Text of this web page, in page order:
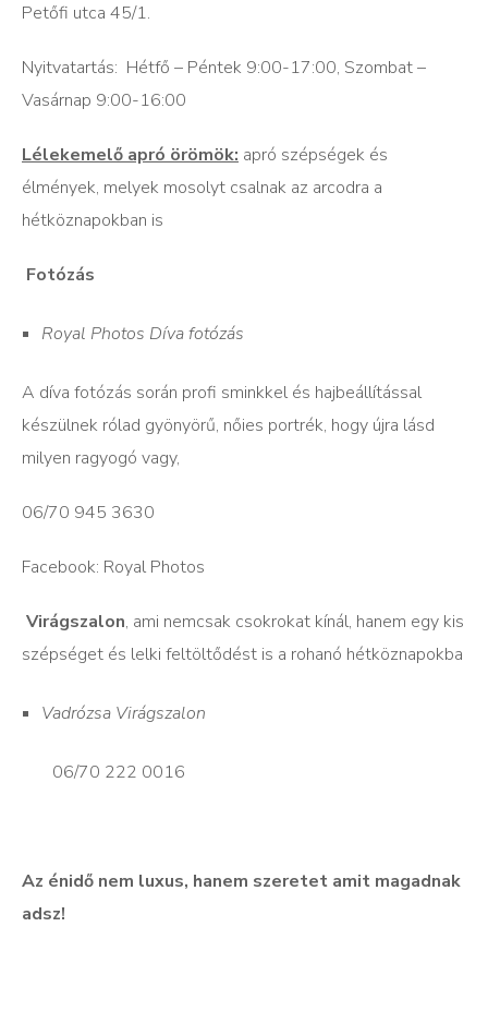
Petőfi utca 45/1.
Nyitvatartás: Hétfő – Péntek 9:00-17:00, Szombat –
Vasárnap 9:00-16:00
Lélekemelő apró örömök: apró szépségek és
élmények, melyek mosolyt csalnak az arcodra a
hétköznapokban is
Fotózás
Royal Photos Díva fotózás
A díva fotózás során profi sminkkel és hajbeállítással
készülnek rólad gyönyörű, nőies portrék, hogy újra lásd
milyen ragyogó vagy,
06/70 945 3630
Facebook: Royal Photos
Virágszalon, ami nemcsak csokrokat kínál, hanem egy kis
szépséget és lelki feltöltődést is a rohanó hétköznapokba
Vadrózsa Virágszalon
06/70 222 0016
Az énidő nem luxus, hanem szeretet amit magadnak
adsz!